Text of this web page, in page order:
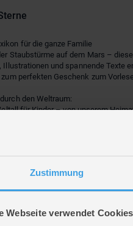
Zustimmung
Webseite verwendet Cookies
für die ganze Familie
Staubstürme auf dem Mars –
Illustrationen und spannende
perfekten Geschenk zum
den Weltraum:
für Kinder – von unserem
Raum fliegt man weiter zu
Besonderheiten und spannende
fantastische
Überreste einer Supernova.
wie ein hochwertiges
ganze Familie.
für Kinder wunderschön